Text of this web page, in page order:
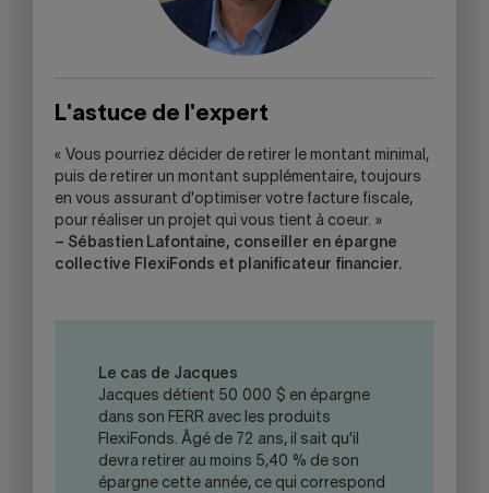
L'astuce de l'expert
« Vous pourriez décider de retirer le montant minimal,
puis de retirer un montant supplémentaire, toujours
en vous assurant d'optimiser votre facture fiscale,
pour réaliser un projet qui vous tient à coeur. »
– Sébastien Lafontaine, conseiller en épargne
collective FlexiFonds et planificateur financier.
Le cas de Jacques
Jacques détient 50 000 $ en épargne
dans son FERR avec les produits
FlexiFonds. Âgé de 72 ans, il sait qu'il
devra retirer au moins 5,40 % de son
épargne cette année, ce qui correspond